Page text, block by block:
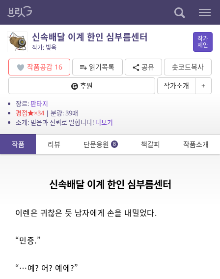
신속배달 이계 한인 심부름센터
작가: 빛옥
작가
제안
작품공감 16 읽기목록 공유
숏코드복사
후원
작가소개 +
장르:판타지
평점
×34| 분량: 39매
소개: 믿음과 신뢰로 일합니다! 더보기
작품 리뷰 단문응원 8 책갈피 작품소개
신속배달 이계 한인 심부름센터
이렌은 귀찮은 듯 남자에게 손을 내밀었다.
“민증.”
“…예? 어? 예에?”